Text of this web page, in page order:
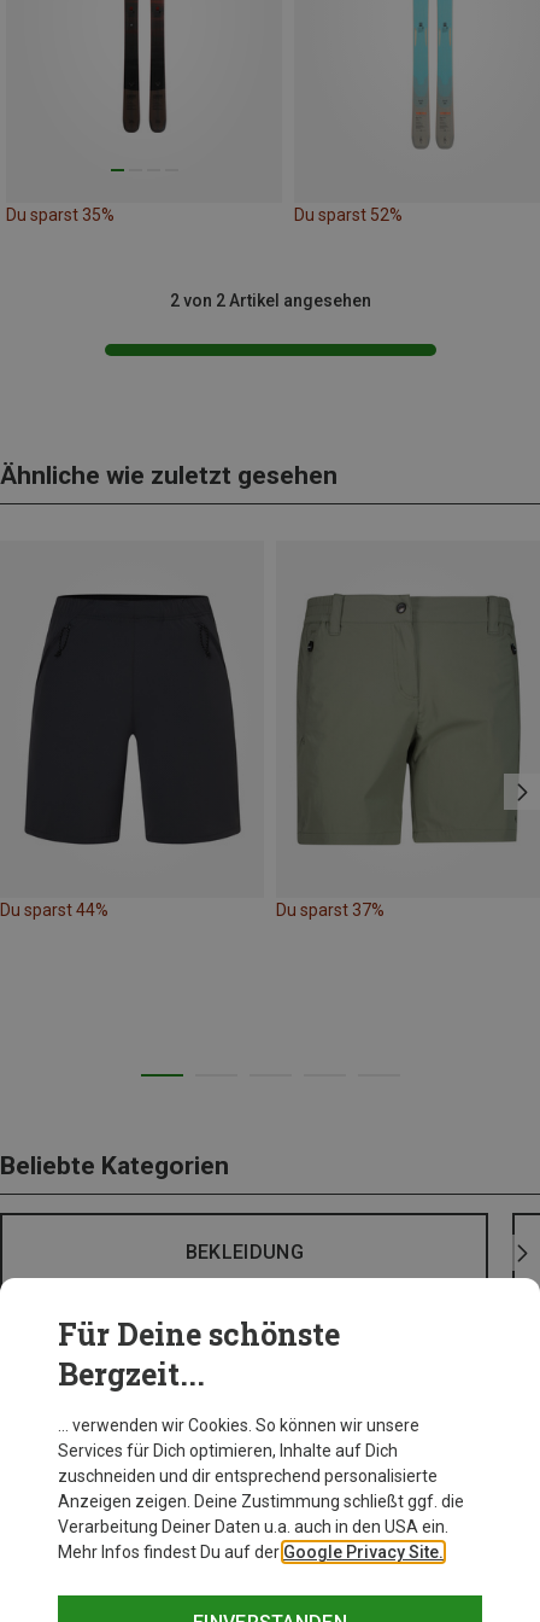
Du sparst 35% Du sparst 52%
2 von 2 Artikel angesehen
Ähnliche wie zuletzt gesehen
Du sparst 44% Du sparst 37%
Beliebte Kategorien
BEKLEIDUNG
Für Deine schönste
Bergzeit...
… verwenden wir Cookies. So können wir unsere
Services für Dich optimieren, Inhalte auf Dich
zuschneiden und dir entsprechend personalisierte
Anzeigen zeigen. Deine Zustimmung schließt ggf. die
Verarbeitung Deiner Daten u.a. auch in den USA ein.
Mehr Infos findest Du auf der Google Privacy Site.